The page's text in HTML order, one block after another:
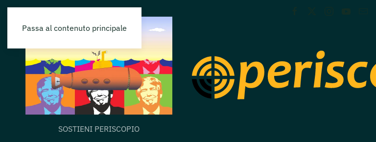
Passa al contenuto principale
SOSTIENI PERISCOPIO